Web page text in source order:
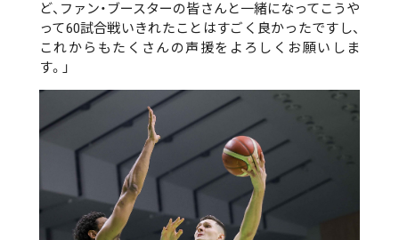
ど、ファン・ブースターの皆さんと一緒になってこうや
って60試合戦いきれたことはすごく良かったですし、
これからもたくさんの声援をよろしくお願いしま
す。」